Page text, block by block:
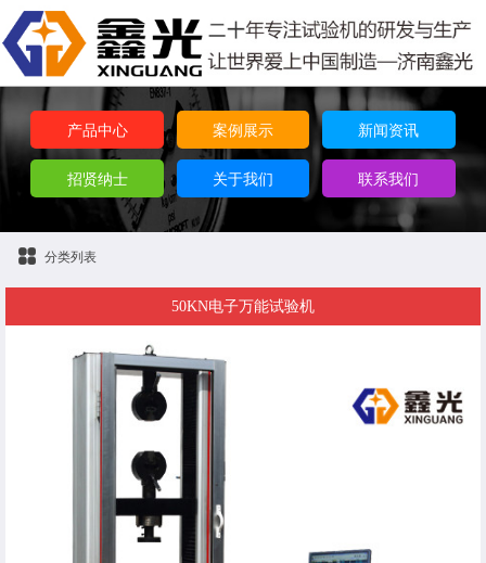
产品中心 案例展示 新闻资讯
招贤纳士 关于我们 联系我们
分类列表
50KN电子万能试验机